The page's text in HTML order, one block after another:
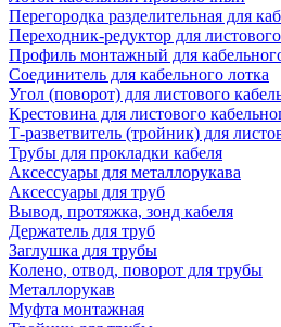
Перегородка разделительная для
Переходник-редуктор для
Профиль монтажный для
Соединитель для кабельного лотка
Угол (поворот) для листового
Крестовина для листового
Т-разветвитель (тройник) для
Трубы для прокладки кабеля
Аксессуары для металлорукава
Аксессуары для труб
Вывод, протяжка, зонд кабеля
Держатель для труб
Заглушка для трубы
Колено, отвод, поворот для трубы
Металлорукав
Муфта монтажная